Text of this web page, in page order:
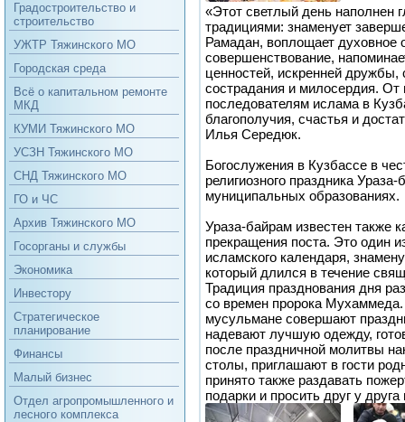
Градостроительство и
строительство
УЖТР Тяжинского МО
Городская среда
Всё о капитальном ремонте
МКД
КУМИ Тяжинского МО
УСЗН Тяжинского МО
СНД Тяжинского МО
ГО и ЧС
Архив Тяжинского МО
Госорганы и службы
Экономика
Инвестору
Стратегическое
планирование
Финансы
Малый бизнес
Отдел агропромышленного и
лесного комплекса
«Этот светлый день наполнен
традициями: знаменует
Рамадан, воплощает духовное
совершенствование,
ценностей, искренней дружбы,
сострадания и милосердия.
последователям ислама в
благополучия, счастья и
Илья Середюк.
Богослужения в Кузбассе в
религиозного праздника
муниципальных образованиях.
Ураза-байрам известен также
прекращения поста. Это один
исламского календаря,
который длился в течение
Традиция празднования дня
со времен пророка
мусульмане совершают
надевают лучшую одежду,
после праздничной молитвы
столы, приглашают в гости
принято также раздавать
подарки и просить друг у